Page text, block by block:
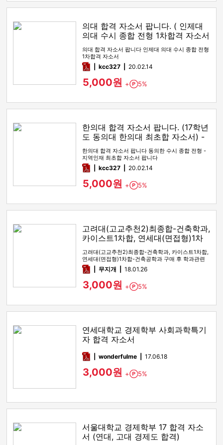
의대 합격 자소서 팝니다. ( 인제대
의대 수시 종합 전형 1차합격 자소서
팝니다)
의대 합격 자소서 팝니다 인제대 의대 수시 종합 전형
1차합격 자소서
pdfkcc327 20.02.14
5,000원 + Point
5%
한의대 합격 자소서 팝니다. (17학년
도 동의대 한의대 최초합 자소서) -
수시 종합 (경쟁률 1x.xx : 1)
한의대 합격 자소서 팝니다 동의한 수시 종합 전형 -
지역인재 최초합 자소서 팝니다
pdfkcc327 20.02.14
5,000원 + Point
5%
고려대(고교추천2)최종합-건축학과,
카이스트1차합, 연세대(면접형)1차
합-건축공학과
고려대(고교추천2)최종합-건축학과, 카이스트1차합,
연세대(면접형)1차합-건축공학과 구매 후 학과관련
자소서 작성방안이나, …
pdf무지개 18.01.26
3,000원 + Point
5%
연세대학교 경제학부 사회과학특기
자 합격 자소서
pdfwonderfulme 17.06.18
3,000원 + Point
5%
서울대학교 경제학부 17 합격 자소
서 (연대, 고대 경제도 합격)